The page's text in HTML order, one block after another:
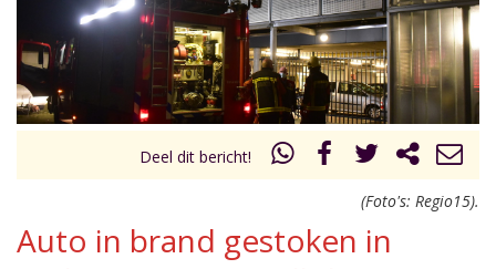
Inklappen
Deel dit bericht!
(Foto's: Regio15).
Auto in brand gestoken in